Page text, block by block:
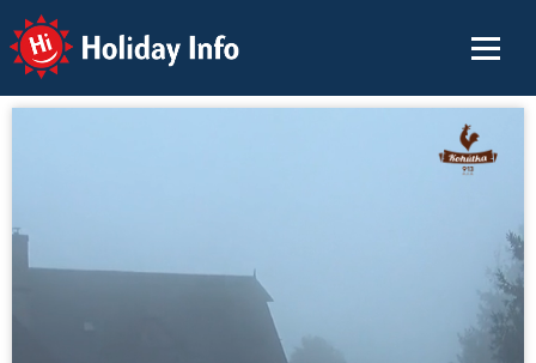
Holiday Info